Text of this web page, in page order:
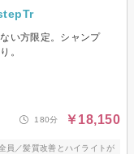
い方限定。シャンプ
。
180分 ￥18,150
員／髪質改善とハイライトが